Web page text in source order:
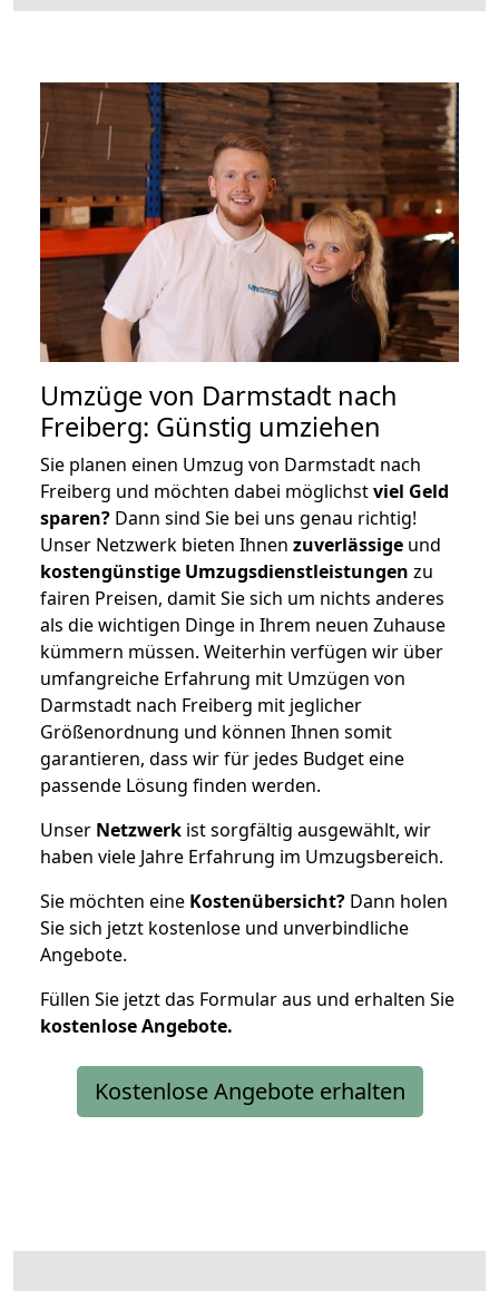
Umzüge von Darmstadt nach
Freiberg: Günstig umziehen
Sie planen einen Umzug von Darmstadt nach
Freiberg und möchten dabei möglichstviel Geld
sparen? Dann sind Sie bei uns genau richtig!
Unser Netzwerk bieten Ihnen zuverlässige und
kostengünstige Umzugsdienstleistungen zu
fairen Preisen, damit Sie sich um nichts anderes
als die wichtigen Dinge in Ihrem neuen Zuhause
kümmern müssen. Weiterhin verfügen wir über
umfangreiche Erfahrung mit Umzügen von
Darmstadt nach Freiberg mit jeglicher
Größenordnung und können Ihnen somit
garantieren, dass wir für jedes Budget eine
passende Lösung finden werden.
Unser Netzwerk ist sorgfältig ausgewählt, wir
haben viele Jahre Erfahrung im Umzugsbereich.
Sie möchten eine Kostenübersicht? Dann holen
Sie sich jetzt kostenlose und unverbindliche
Angebote.
Füllen Sie jetzt das Formular aus und erhalten Sie
kostenloseAngebote.
Kostenlose Angebote erhalten